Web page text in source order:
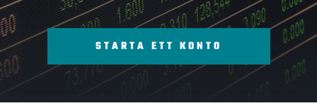
STARTA ETT KONTO